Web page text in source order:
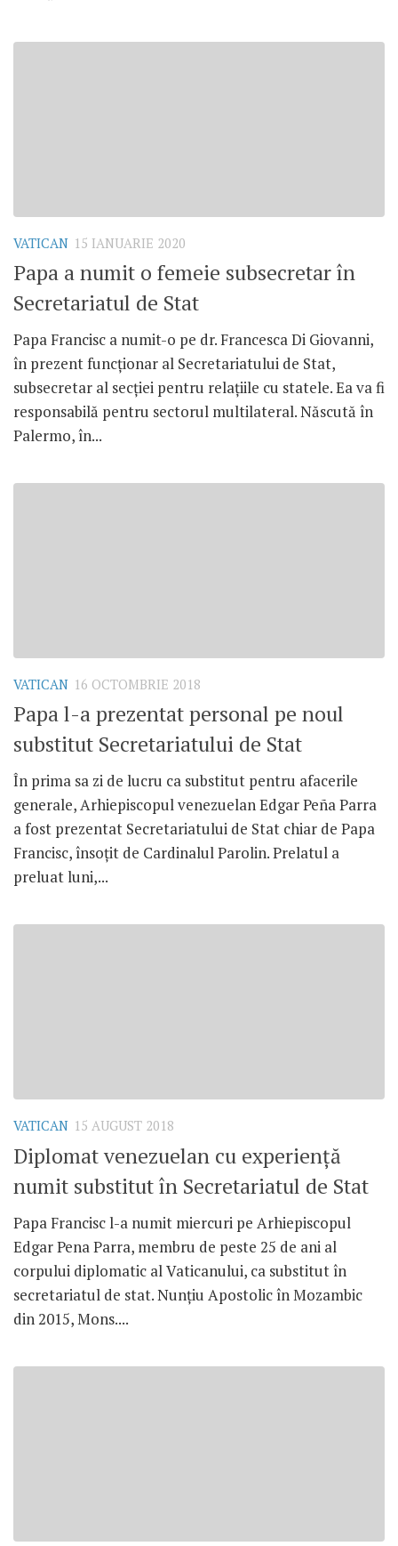
VATICAN 15 IANUARIE 2020
Papa a numit o femeie subsecretar în
Secretariatul de Stat
Papa Francisc a numit-o pe dr. Francesca Di Giovanni,
în prezent funcționar al Secretariatului de Stat,
subsecretar al secției pentru relațiile cu statele. Ea va fi
responsabilă pentru sectorul multilateral. Născută în
Palermo, în...
VATICAN 16 OCTOMBRIE 2018
Papa l-a prezentat personal pe noul
substitut Secretariatului de Stat
În prima sa zi de lucru ca substitut pentru afacerile
generale, Arhiepiscopul venezuelan Edgar Peña Parra
a fost prezentat Secretariatului de Stat chiar de Papa
Francisc, însoțit de Cardinalul Parolin. Prelatul a
preluat luni,...
VATICAN 15 AUGUST 2018
Diplomat venezuelan cu experiență
numit substitut în Secretariatul de Stat
Papa Francisc l-a numit miercuri pe Arhiepiscopul
Edgar Pena Parra, membru de peste 25 de ani al
corpului diplomatic al Vaticanului, ca substitut în
secretariatul de stat. Nunțiu Apostolic în Mozambic
din 2015, Mons....